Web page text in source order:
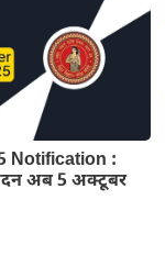
Notification :
अब 5 अक्टूबर